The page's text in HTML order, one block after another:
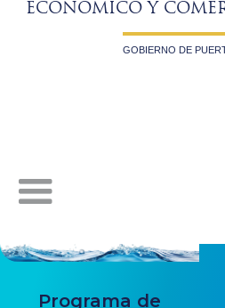
ECONÓMICO Y
GOBIERNO DE
Programa de